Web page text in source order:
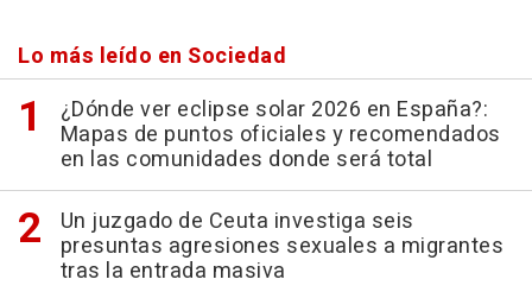
Lo más leído en Sociedad
¿Dónde ver eclipse solar 2026 en España?:
Mapas de puntos oficiales y recomendados
en las comunidades donde será total
Un juzgado de Ceuta investiga seis
presuntas agresiones sexuales a migrantes
tras la entrada masiva